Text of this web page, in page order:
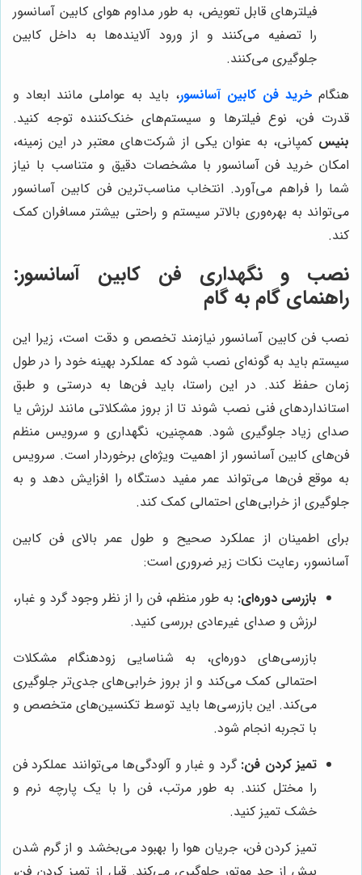
فیلترهای قابل تعویض، به طور مداوم هوای کابین آسانسور
را تصفیه می‌کنند و از ورود آلاینده‌ها به داخل کابین
جلوگیری می‌کنند.
هنگام خرید فن کابین آسانسور، باید به عواملی مانند ابعاد و
قدرت فن، نوع فیلترها و سیستم‌های خنک‌کننده توجه کنید.
بنیس کمپانی، به عنوان یکی از شرکت‌های معتبر در این زمینه،
امکان خرید فن آسانسور با مشخصات دقیق و متناسب با نیاز
شما را فراهم می‌آورد. انتخاب مناسب‌ترین فن کابین آسانسور
می‌تواند به بهره‌وری بالاتر سیستم و راحتی بیشتر مسافران کمک
کند.
نصب و نگهداری فن کابین آسانسور:
راهنمای گام به گام
نصب فن کابین آسانسور نیازمند تخصص و دقت است، زیرا این
سیستم باید به گونه‌ای نصب شود که عملکرد بهینه خود را در طول
زمان حفظ کند. در این راستا، باید فن‌ها به درستی و طبق
استانداردهای فنی نصب شوند تا از بروز مشکلاتی مانند لرزش یا
صدای زیاد جلوگیری شود. همچنین، نگهداری و سرویس منظم
فن‌های کابین آسانسور از اهمیت ویژه‌ای برخوردار است. سرویس
به موقع فن‌ها می‌تواند عمر مفید دستگاه را افزایش دهد و به
جلوگیری از خرابی‌های احتمالی کمک کند.
برای اطمینان از عملکرد صحیح و طول عمر بالای فن کابین
آسانسور، رعایت نکات زیر ضروری است:
بازرسی دوره‌ای: به طور منظم، فن را از نظر وجود گرد و غبار،
لرزش و صدای غیرعادی بررسی کنید.
بازرسی‌های دوره‌ای، به شناسایی زودهنگام مشکلات
احتمالی کمک می‌کند و از بروز خرابی‌های جدی‌تر جلوگیری
می‌کند. این بازرسی‌ها باید توسط تکنسین‌های متخصص و
با تجربه انجام شود.
تمیز کردن فن: گرد و غبار و آلودگی‌ها می‌توانند عملکرد فن
را مختل کنند. به طور مرتب، فن را با یک پارچه نرم و
خشک تمیز کنید.
تمیز کردن فن، جریان هوا را بهبود می‌بخشد و از گرم شدن